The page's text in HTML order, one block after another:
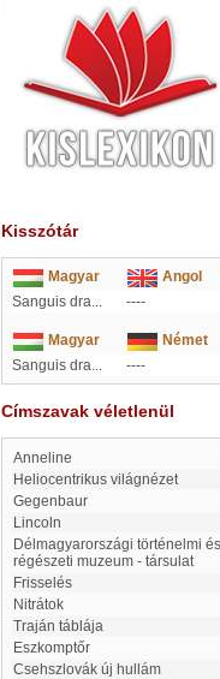
Kisszótár
Magyar
Angol
Sanguis dra...
----
Magyar
Német
Sanguis dra...
----
Címszavak véletlenül
Anneline
heliocentrikus világnézet
Gegenbaur
Lincoln
Délmagyarországi történelmi és
régészeti muzeum - társulat
Frisselés
Nitrátok
Traján táblája
eszkomptőr
csehszlovák új hullám